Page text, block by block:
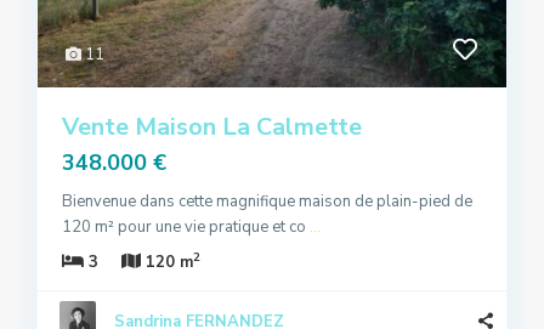
11
Vente Maison La Calmette
348.000 €
Bienvenue dans cette magnifique maison de plain-pied de
120 m² pour une vie pratique et co ...
3
120 m2
Sandrina FERNANDEZ